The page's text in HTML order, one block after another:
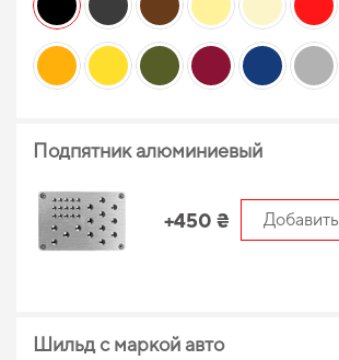
Подпятник алюминиевый
+450 ₴ Добавить
Шильд с маркой авто